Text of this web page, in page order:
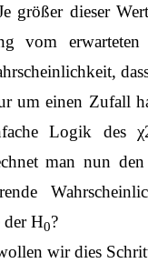
größer dieser
vom
um einen Zufall
Logik des
man nun
der H0?
wir dies